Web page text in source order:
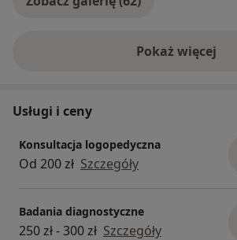
Pokaż więcej
o
Usługi i ceny
Konsultacja logopedyczna
Od 200 zł Szczegóły
Badania diagnostyczne
250 zł - 300 zł Szczegóły